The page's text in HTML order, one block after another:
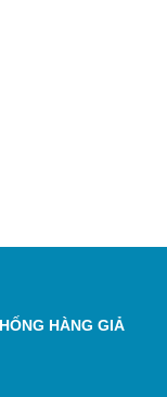
HÀNG GIẢ